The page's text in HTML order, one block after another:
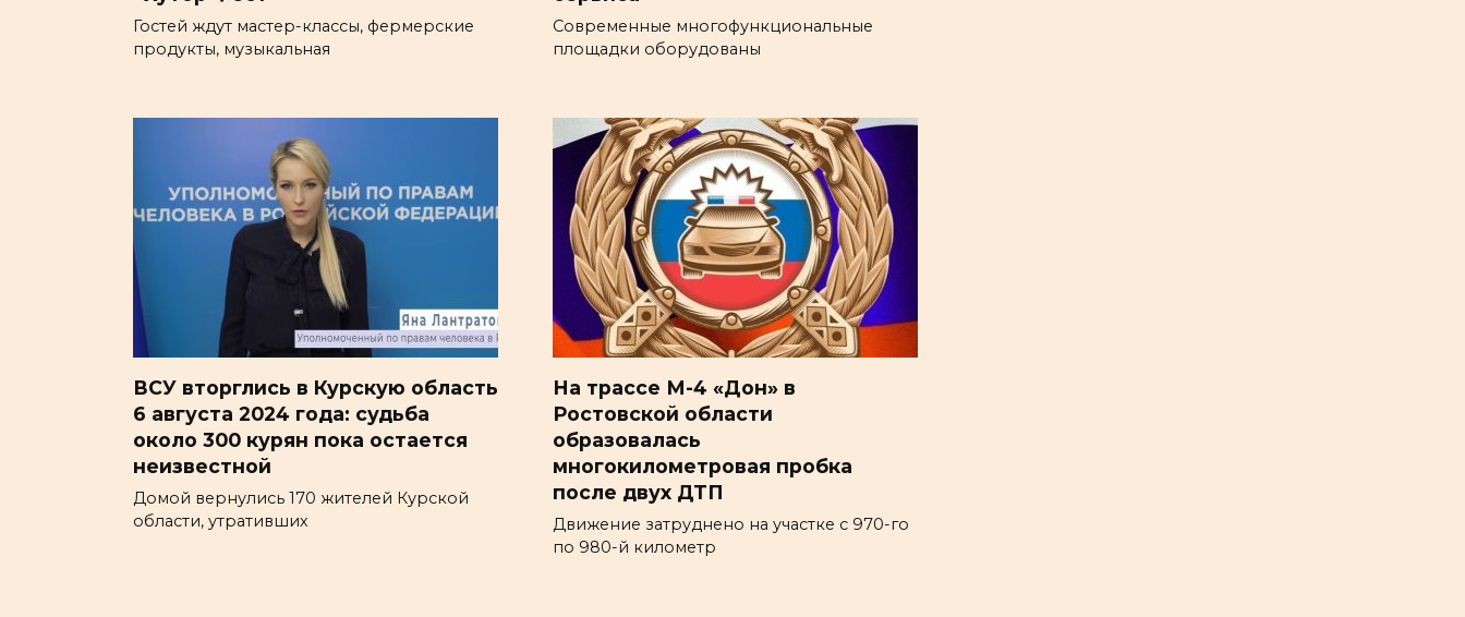
Гостей ждут мастер-классы, фермерские
продукты, музыкальная
Современные многофункциональные
площадки оборудованы
ВСУ вторглись в Курскую область
6 августа 2024 года: судьба
около 300 курян пока остается
неизвестной
Домой вернулись 170 жителей Курской
области, утративших
На трассе М-4 «Дон» в
Ростовской области
образовалась
многокилометровая пробка
после двух ДТП
Движение затруднено на участке с 970-го
по 980-й километр